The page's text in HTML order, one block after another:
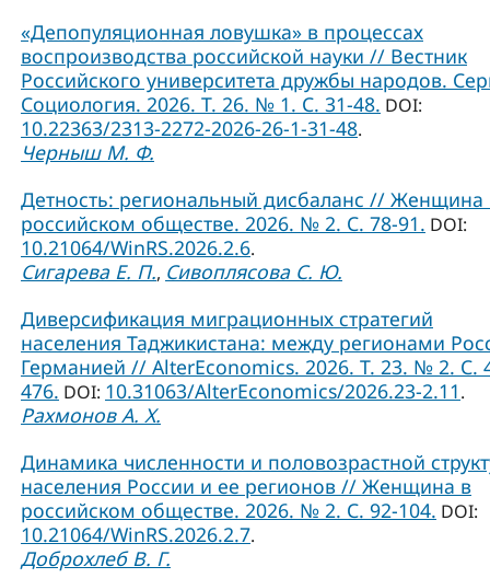
«Депопуляционная ловушка» в процессах
воспроизводства российской науки // Вестник
Российского университета дружбы народов.
Социология. 2026. Т. 26. № 1. C. 31-48. DOI:
10.22363/2313-2272-2026-26-1-31-48.
Черныш М. Ф.
Детность: региональный дисбаланс // Женщина
российском обществе. 2026. № 2. С. 78-91. DOI:
10.21064/WinRS.2026.2.6.
Сигарева Е. П., Сивоплясова С. Ю.
Диверсификация миграционных стратегий
населения Таджикистана: между регионами
Германией // AlterEconomics. 2026. Т. 23. № 2. С.
476. DOI: 10.31063/AlterEconomics/2026.23-2.11.
Рахмонов А. Х.
Динамика численности и половозрастной
населения России и ее регионов // Женщина в
российском обществе. 2026. № 2. С. 92-104. DOI:
10.21064/WinRS.2026.2.7.
Доброхлеб В. Г.